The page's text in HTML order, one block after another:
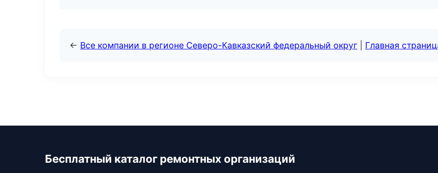
← Все компании в регионе Северо-Кавказский федеральный округ Главная
Бесплатный каталог ремонтных организаций